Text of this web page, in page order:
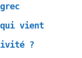
qui vient
?